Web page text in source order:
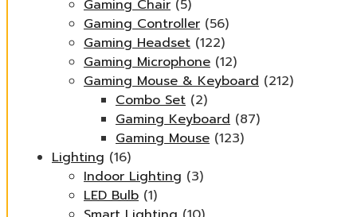
Gaming Chair (5)
Gaming Controller (56)
Gaming Headset (122)
Gaming Microphone (12)
Gaming Mouse & Keyboard (212)
Combo Set (2)
Gaming Keyboard (87)
Gaming Mouse (123)
Lighting (16)
Indoor Lighting (3)
LED Bulb (1)